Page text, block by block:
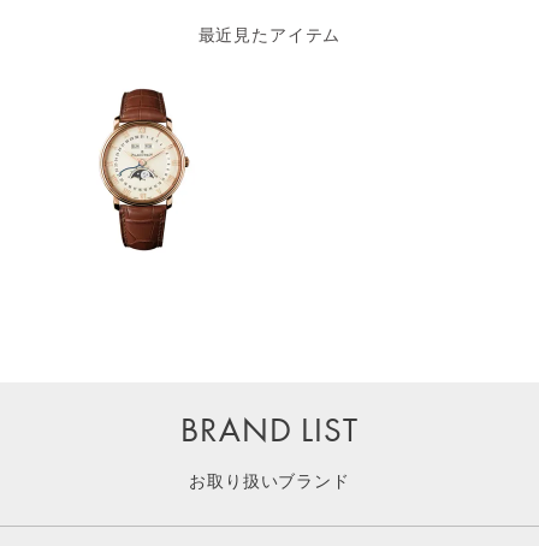
最近見たアイテム
BRAND LIST
お取り扱いブランド